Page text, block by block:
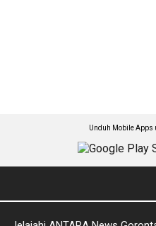
Unduh Mobile Apps